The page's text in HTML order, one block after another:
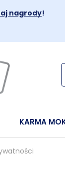
nagrody!
KARMA